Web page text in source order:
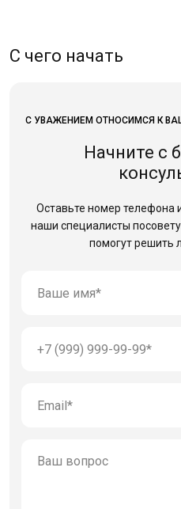
С чего начать
С УВАЖЕНИЕМ ОТНОСИМСЯ К
Начните с
Оставьте номер телефона
наши специалисты
помогут решить